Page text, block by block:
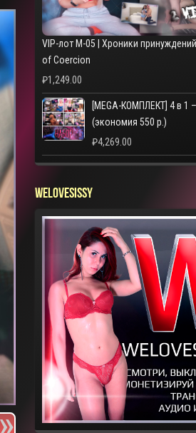
VIP-лот M-05 | Хроники
of Coercion
₽1,249.00
[MEGA-КОМПЛЕКТ] 4 в 1
(экономия 550 р.)
₽4,269.00
WELOVESISSY